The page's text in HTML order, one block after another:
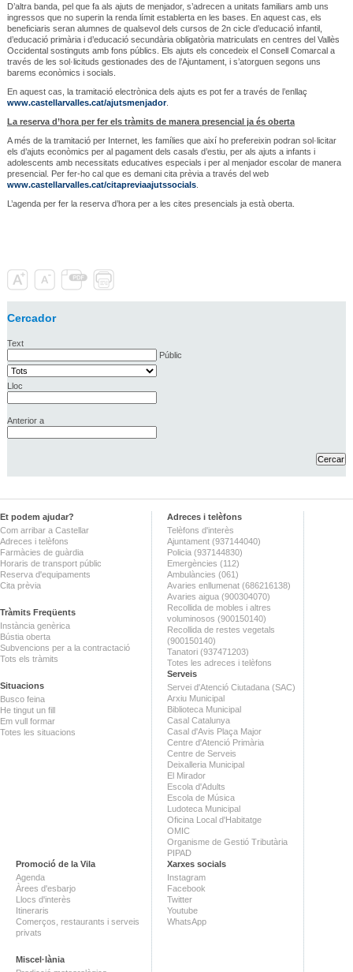
D’altra banda, pel que fa als ajuts de menjador, s’adrecen a unitats familiars amb uns
ingressos que no superin la renda límit establerta en les bases. En aquest cas, els
beneficiaris seran alumnes de qualsevol dels cursos de 2n cicle d’educació infantil,
d’educació primària i d’educació secundària obligatòria matriculats en centres del Vallès
Occidental sostinguts amb fons públics. Els ajuts els concedeix el Consell Comarcal a
través de les sol·licituds gestionades des de l’Ajuntament, i s’atorguen segons uns
barems econòmics i socials.
En aquest cas, la tramitació electrònica dels ajuts es pot fer a través de l’enllaç
www.castellarvalles.cat/ajutsmenjador.
La reserva d’hora per fer els tràmits de manera presencial ja és oberta
A més de la tramitació per Internet, les famílies que així ho prefereixin podran sol·licitar
els d’ajuts econòmics per al pagament dels casals d’estiu, per als ajuts a infants i
adolescents amb necessitats educatives especials i per al menjador escolar de manera
presencial. Per fer-ho cal que es demani cita prèvia a través del web
www.castellarvalles.cat/citapreviaajutssocials.
L’agenda per fer la reserva d’hora per a les cites presencials ja està oberta.
Cercador
Text
Públic
Lloc
Anterior a
Et podem ajudar?
Com arribar a Castellar
Adreces i telèfons
Farmàcies de guàrdia
Horaris de transport públic
Reserva d'equipaments
Cita prèvia
Tràmits Freqüents
Instància genèrica
Bústia oberta
Subvencions per a la contractació
Tots els tràmits
Situacions
Busco feina
He tingut un fill
Em vull formar
Totes les situacions
Adreces i telèfons
Telèfons d'interès
Ajuntament (937144040)
Policia (937144830)
Emergències (112)
Ambulàncies (061)
Avaries enllumenat (686216138)
Avaries aigua (900304070)
Recollida de mobles i altres
voluminosos (900150140)
Recollida de restes vegetals
(900150140)
Tanatori (937471203)
Totes les adreces i telèfons
Serveis
Servei d'Atenció Ciutadana (SAC)
Arxiu Municipal
Biblioteca Municipal
Casal Catalunya
Casal d'Avis Plaça Major
Centre d'Atenció Primària
Centre de Serveis
Deixalleria Municipal
El Mirador
Escola d'Adults
Escola de Música
Ludoteca Municipal
Oficina Local d'Habitatge
OMIC
Organisme de Gestió Tributària
PIPAD
Promoció de la Vila
Agenda
Àrees d'esbarjo
Llocs d'interès
Itineraris
Comerços, restaurants i serveis
privats
Miscel·lània
Xarxes socials
Instagram
Facebook
Twitter
Youtube
WhatsApp